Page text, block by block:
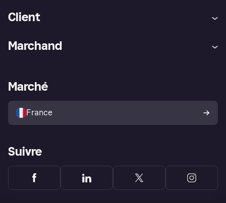
Client
Explorez les magasins
Politique de protection de
l’acheteur Klarna
Marchand
Portail Marchand
Marché
France
Suivre